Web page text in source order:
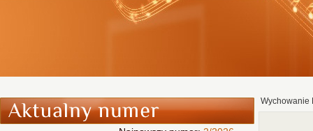
Wychowanie